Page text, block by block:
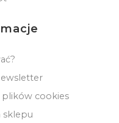
plików cookies
sklepu